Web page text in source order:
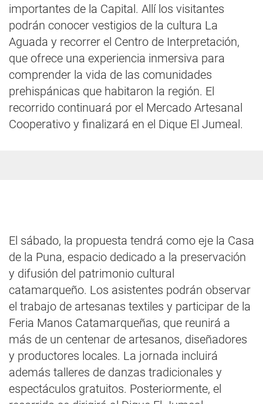
importantes de la Capital. Allí los visitantes
podrán conocer vestigios de la cultura La
Aguada y recorrer el Centro de Interpretación,
que ofrece una experiencia inmersiva para
comprender la vida de las comunidades
prehispánicas que habitaron la región. El
recorrido continuará por el Mercado Artesanal
Cooperativo y finalizará en el Dique El Jumeal.
El sábado, la propuesta tendrá como eje la Casa
de la Puna, espacio dedicado a la preservación
y difusión del patrimonio cultural
catamarqueño. Los asistentes podrán observar
el trabajo de artesanas textiles y participar de la
Feria Manos Catamarqueñas, que reunirá a
más de un centenar de artesanos, diseñadores
y productores locales. La jornada incluirá
además talleres de danzas tradicionales y
espectáculos gratuitos. Posteriormente, el